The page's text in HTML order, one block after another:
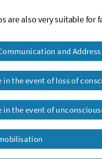
are also very suitable for
and Address
in the event of loss of
in the event of